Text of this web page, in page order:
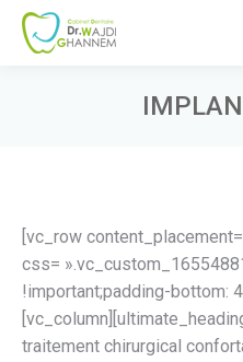
[vc_row
css=
!important;padding-bottom:
traitement chirurgical